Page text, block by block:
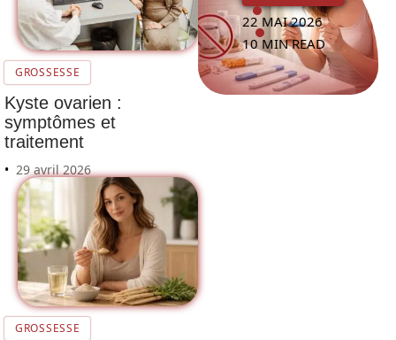
GROSSESSE
Kyste ovarien :
symptômes et
traitement
29 avril 2026
GROSSESSE
22 MAI 2026
10 MIN READ